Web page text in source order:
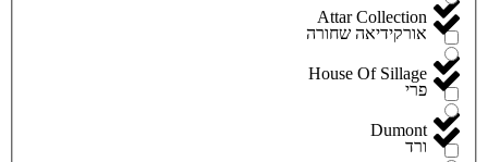
Attar Collection
House Of Sillage
Dumont
אורקידיאה שחורה
פרי
ורד